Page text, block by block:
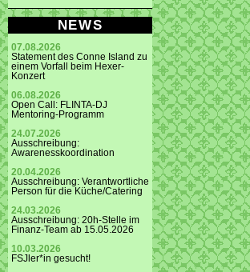
NEWS
07.08.2026
Statement des Conne Island zu
einem Vorfall beim Hexer-
Konzert
06.08.2026
Open Call: FLINTA-DJ
Mentoring-Programm
24.07.2026
Ausschreibung:
Awarenesskoordination
20.04.2026
Ausschreibung: Verantwortliche
Person für die Küche/Catering
24.03.2026
Ausschreibung: 20h-Stelle im
Finanz-Team ab 15.05.2026
10.03.2026
FSJler*in gesucht!